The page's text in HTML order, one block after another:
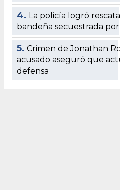
4. La policía logró
bandeña secuestrada
5. Crimen de Jonathan
acusado aseguró que
defensa